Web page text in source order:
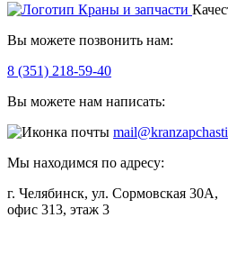
Вы можете позвонить нам:
8 (351) 218-59-40
Вы можете нам написать:
Мы находимся по адресу:
г. Челябинск, ул. Сормовская 30А,
офис 313, этаж 3